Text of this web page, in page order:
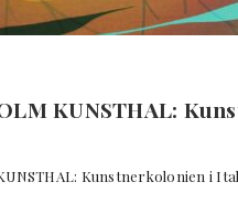
KUNSTHAL:
KUNSTHAL: